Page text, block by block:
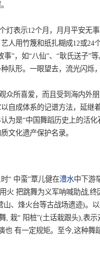
表示12个月，月月平安无
人用竹篾和纸扎糊成12或24
”，如“八仙”、“耿氏送子”
队形。一眼望去，流光闪烁
众所喜爱，而且受到海内外
自成体系的记谱方法，延继
为是“中国舞蹈历史上的活
文化遗产保护名录。
“ 中蛮”覃儿健在澧水中下游
火 把跳舞为义军呐喊助战,
、烽火台等古战场遗迹)。
, 栽“ 阳桩”(土话栽跟头),表
也 有一定规矩。至今,这种舞